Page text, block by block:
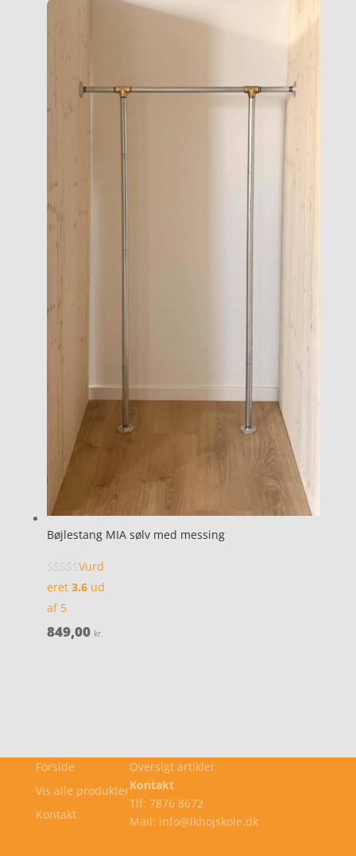
Bøjlestang MIA sølv med messing
Vurd
eret 3.6ud
af 5
849,00 kr.
Forside
Vis alle produkter
Kontakt
Oversigt artikler
Kontakt
Tlf: 7876 8672
Mail: info@lkhojskole.dk